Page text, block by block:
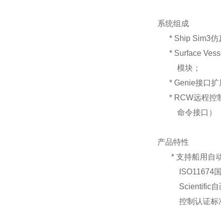
系统组成
* Ship Sim3仿
* Surface
模块；
* Genie接口扩
* RCW远程控
命令接口）
产品特性
* 支持船用自动
ISO11674国
Scientific自己
控制认证标准